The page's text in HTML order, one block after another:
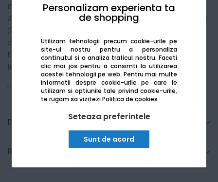
Personalizam experienta ta
de shopping
Utilizam tehnologii precum cookie-urile pe
site-ul nostru pentru a personaliza
continutul si a analiza traficul nostru. Faceti
clic mai jos pentru a consimti la utilizarea
acestei tehnologii pe web. Pentru mai multe
informatii despre cookie-urile pe care le
utilizam si optiunile tale privind cookie-urile,
te rugam sa viziteziPolitica de cookies
Seteaza preferintele
Sunt de acord
mici sau acasa. Echipata cu functie de imprimare
automata fata-verso si conectivitate in retea prin cablu
(Ethernet), aceasta livreaza documente clare cu costuri
de operare reduse. Designul sau robust asigura
fiabilitate pe termen lung pentru volume moderate de
lucru.
Vezi mai mult
Detalii tehnice
Recenzii